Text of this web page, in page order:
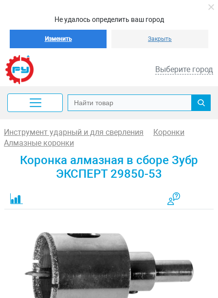
Не удалось определить ваш город
Изменить Закрыть
Выберите город
Инструмент ударный и для сверления
Коронки
Алмазные коронки
Коронка алмазная в сборе Зубр
ЭКСПЕРТ 29850-53